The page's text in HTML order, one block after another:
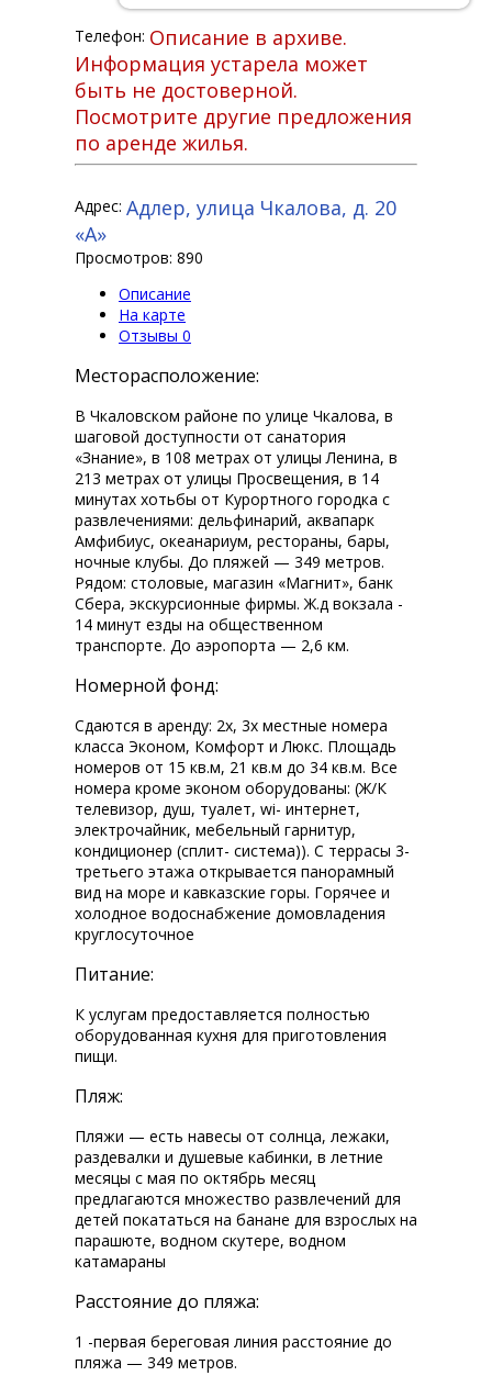
Телефон: Описание в архиве.
Информация устарела может
быть не достоверной.
Посмотрите другие предложения
по аренде жилья.
Адрес: Адлер, улица Чкалова, д. 20
«А»
Просмотров: 890
Описание
На карте
Отзывы 0
Месторасположение:
В Чкаловском районе по улице Чкалова, в
шаговой доступности от санатория
«Знание», в 108 метрах от улицы Ленина, в
213 метрах от улицы Просвещения, в 14
минутах хотьбы от Курортного городка с
развлечениями: дельфинарий, аквапарк
Амфибиус, океанариум, рестораны, бары,
ночные клубы. До пляжей — 349 метров.
Рядом: столовые, магазин «Магнит», банк
Сбера, экскурсионные фирмы. Ж.д вокзала -
14 минут езды на общественном
транспорте. До аэропорта — 2,6 км.
Номерной фонд:
Сдаются в аренду: 2х, 3х местные номера
класса Эконом, Комфорт и Люкс. Площадь
номеров от 15 кв.м, 21 кв.м до 34 кв.м. Все
номера кроме эконом оборудованы: (Ж/К
телевизор, душ, туалет, wi-fi интернет,
электрочайник, мебельный гарнитур,
кондиционер (сплит- система)). С террасы 3-
третьего этажа открывается панорамный
вид на море и кавказские горы. Горячее и
холодное водоснабжение домовладения
круглосуточное
Питание:
К услугам предоставляется полностью
оборудованная кухня для приготовления
пищи.
Пляж:
Пляжи — есть навесы от солнца, лежаки,
раздевалки и душевые кабинки, в летние
месяцы с мая по октябрь месяц
предлагаются множество развлечений для
детей покататься на банане для взрослых на
парашюте, водном скутере, водном
катамараны
Расстояние до пляжа:
1 -первая береговая линия расстояние до
пляжа — 349 метров.